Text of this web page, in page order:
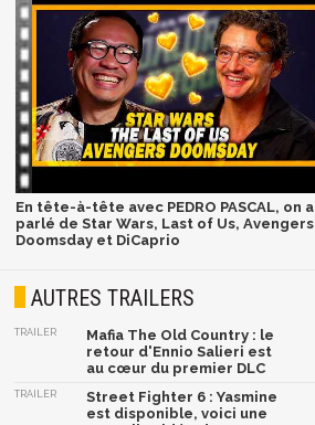
En tête-à-tête avec PEDRO PASCAL, on a
parlé de Star Wars, Last of Us, Avengers
Doomsday et DiCaprio
AUTRES TRAILERS
TRAILER
Mafia The Old Country : le
retour d'Ennio Salieri est
au cœur du premier DLC
TRAILER
Street Fighter 6 : Yasmine
est disponible, voici une